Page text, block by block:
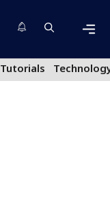
Tutorials